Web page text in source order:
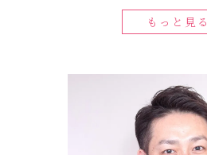
もっと見る